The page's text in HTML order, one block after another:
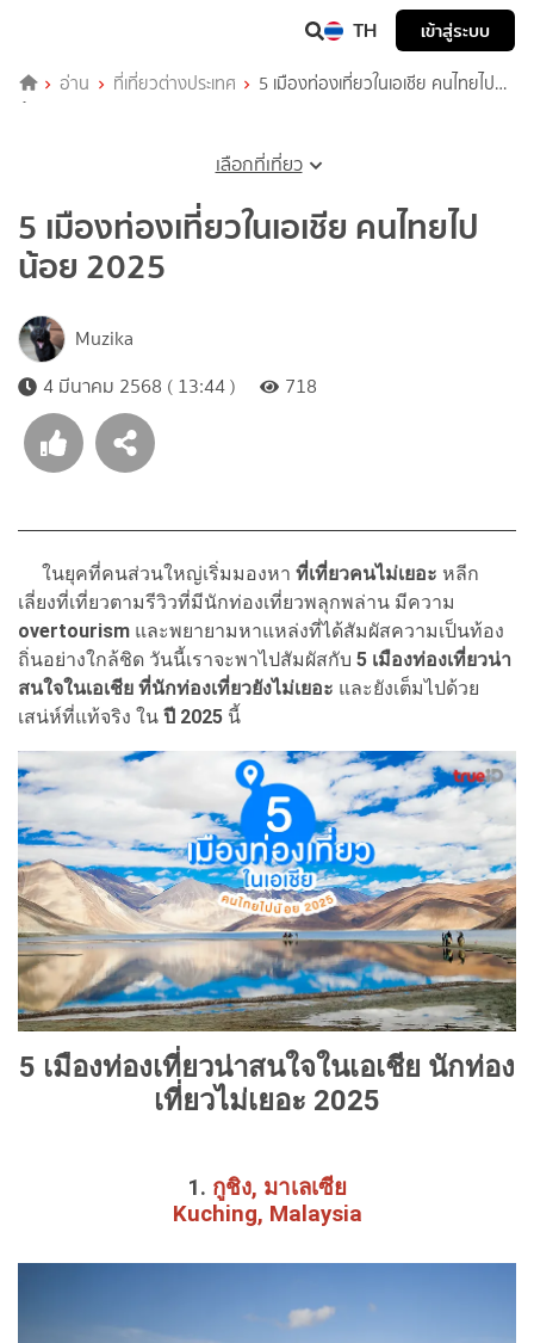
TH เข้าสู่ระบบ
อ่าน ที่เที่ยวต่างประเทศ
5 เมืองท่องเที่ยวในเอเชีย คนไทยไป
น้อย 2025
เลือกที่เที่ยว
5 เมืองท่องเที่ยวในเอเชีย คนไทยไป
น้อย 2025
Muzika
4 มีนาคม 2568 ( 13:44 )
718
ในยุคที่คนส่วนใหญ่เริ่มมองหา ที่เที่ยวคนไม่เยอะ หลีก
เลี่ยงที่เที่ยวตามรีวิวที่มีนักท่องเที่ยวพลุกพล่าน มีความ
overtourism และพยายามหาแหล่งที่ได้สัมผัสความเป็นท้อง
ถิ่นอย่างใกล้ชิด วันนี้เราจะพาไปสัมผัสกับ 5 เมืองท่องเที่ยวน่า
สนใจในเอเชีย ที่นักท่องเที่ยวยังไม่เยอะ และยังเต็มไปด้วย
เสน่ห์ที่แท้จริง ใน ปี 2025 นี้
5 เมืองท่องเที่ยวน่าสนใจในเอเชีย นักท่อง
เที่ยวไม่เยอะ 2025
1. กูชิง, มาเลเซีย
Kuching, Malaysia